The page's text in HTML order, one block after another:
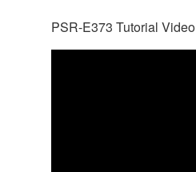
PSR-E373 Tutorial Video